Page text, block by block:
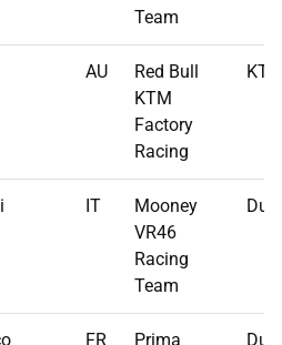
Team
AU
Red Bull
KTM
Factory
Racing
IT
Mooney
VR46
Racing
Team
FR
Prima